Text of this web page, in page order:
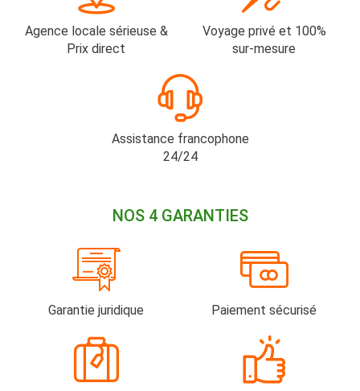
Agence locale sérieuse &
Prix direct
Voyage privé et 100%
sur-mesure
Assistance francophone
24/24
NOS 4 GARANTIES
Garantie juridique Paiement sécurisé